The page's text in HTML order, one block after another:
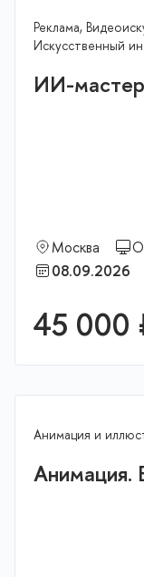
Реклама,
Искусственный
ИИ-
Москва
08.09.2026
45 000
Анимация и
Анимация.